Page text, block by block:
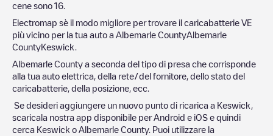
cene sono 16
Electromap sè il modo migliore per trovare il caricabatterie VE
più vicino per la tua auto a Albemarle CountyAlbemarle
CountyKeswick
Albemarle County a seconda del tipo di presa che corrisponde
alla tua auto elettrica, della rete/del fornitore, dello stato del
caricabatterie, della posizione, ecc.
Se desideri aggiungere un nuovo punto di ricarica a Keswick
scaricala nostra app disponibile per Android e iOS e quindi
cerca Keswick o Albemarle County. Puoi utilizzare la